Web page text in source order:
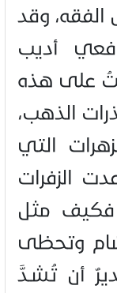
الفقه، وقد
أديب
على هذه
الذهب،
التي
الزفرات
فكيف مثل
وتحظى
أن تُشـدَّ